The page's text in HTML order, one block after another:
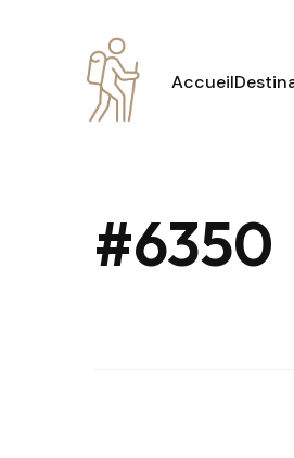
Accueil
#6350